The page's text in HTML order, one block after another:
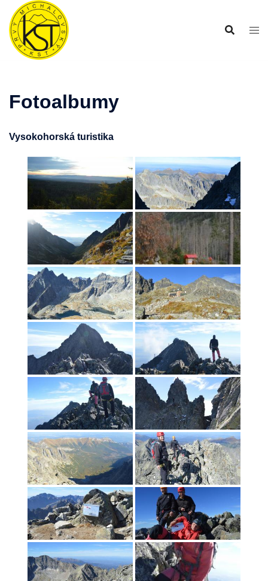
Preskočiť
obsah
Fotoalbumy
Vysokohorská turistika